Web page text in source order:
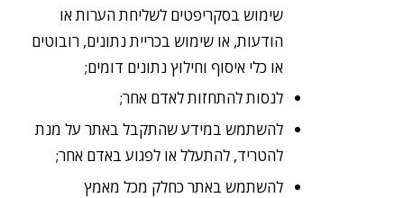
שימוש בסקריפטים לשליחת הערות או
הודעות, או שימוש בכריית נתונים, רובוטים
או כלי איסוף וחילוץ נתונים דומים;
לנסות להתחזות לאדם אחר;
להשתמש במידע שהתקבל באתר על מנת
להטריד, להתעלל או לפגוע באדם אחר;
להשתמש באתר כחלק מכל מאמץ